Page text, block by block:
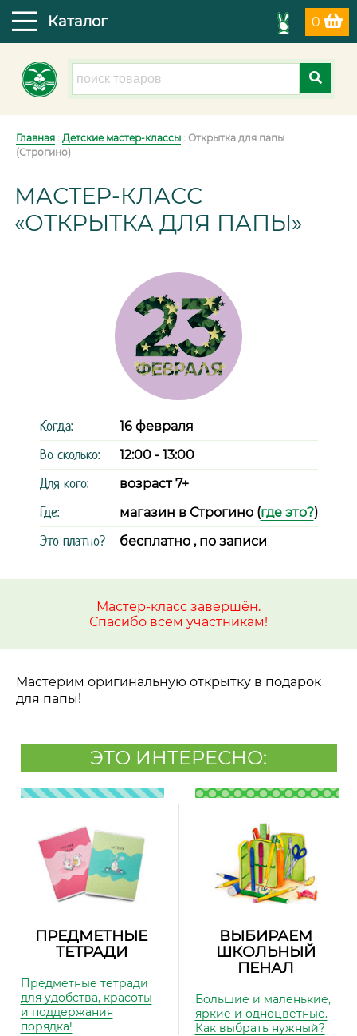
0
Каталог
Главная : Детские мастер-классы : Открытка для папы
(Строгино)
МАСТЕР-КЛАСС
«ОТКРЫТКА ДЛЯ ПАПЫ»
Когда: 16 февраля
Во сколько: 12:00 - 13:00
Для кого: возраст 7+
Где: магазин в Строгино (где это?)
Это платно? бесплатно , по записи
Мастер-класс завершён.
Спасибо всем участникам!
Мастерим оригинальную открытку в подарок
для папы!
ЭТО ИНТЕРЕСНО:
ПРЕДМЕТНЫЕ
ТЕТРАДИ
Предметные тетради
для удобства, красоты
и поддержания
порядка!
ВЫБИРАЕМ
ШКОЛЬНЫЙ
ПЕНАЛ
Большие и маленькие,
яркие и одноцветные.
Как выбрать нужный?